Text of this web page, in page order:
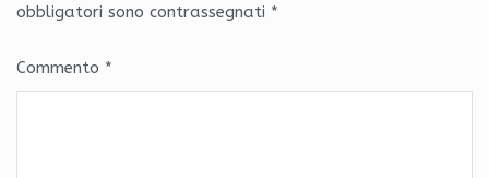
obbligatori sono contrassegnati *
Commento *